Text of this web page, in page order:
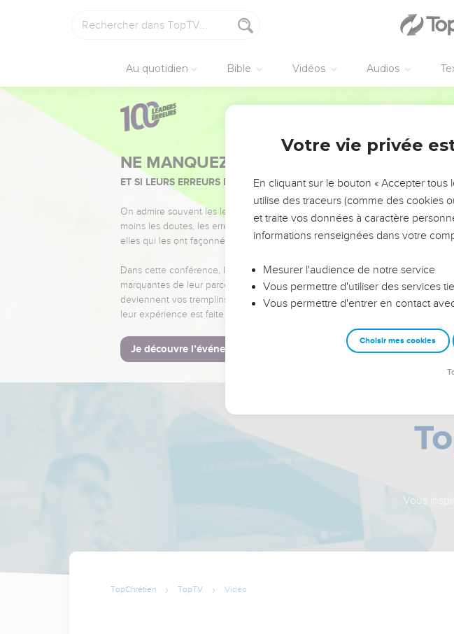
Au quotidien Bible Vidéos Audios
NE MANQUEZ PAS L’ÉVÉNEMENT DE
ET SI LEURS ERREURS POUVAIENT VOUS ÉVITER LES VOTRES ?
On admire souvent les leaders pour leurs réussites, leur impact, leur foi ou leur
moins les doutes, les erreurs et les saisons difficiles qu'ils ont traversés, alors
elles qui les ont façonnés.
Dans cette conférence, leaders, entrepreneurs, et responsables reviennent sur
marquantes de leur parcours et les clés pour avancer avec plus de sagesse
deviennent vos tremplins. Que vous guidiez un ministère, une équipe, un
leur expérience est faite pour vous.
Je découvre l’événement
Vous
TopChrétien TopTV Vidéo
Votre vie privée
En cliquant sur le bouton « Accepter
utilise des traceurs (comme des cookies
et traite vos données à caractère
informations renseignées dans votre
Mesurer l'audience de notre service
Vous permettre d'utiliser des services
Vous permettre d'entrer en contact
Choisir mes cookies